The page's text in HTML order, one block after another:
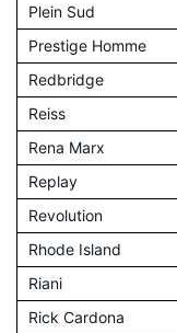
Plein Sud
Prestige Homme
Redbridge
Reiss
Rena Marx
Replay
Revolution
Rhode Island
Riani
Rick Cardona